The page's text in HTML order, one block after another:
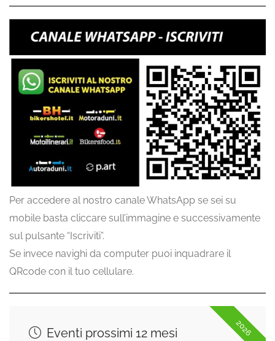
Per accedere al nostro canale WhatsApp se sei su
mobile basta cliccare sull’immagine e successivamente
sul pulsante “Iscriviti”.
Se invece navighi da computer puoi inquadrare il
QRcode con il tuo cellulare.
2026
Eventi prossimi 12 mesi